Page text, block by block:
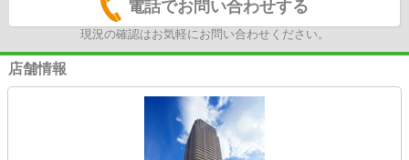
電話でお問い合わせする
現況の確認はお気軽にお問い合わせください。
店舗情報